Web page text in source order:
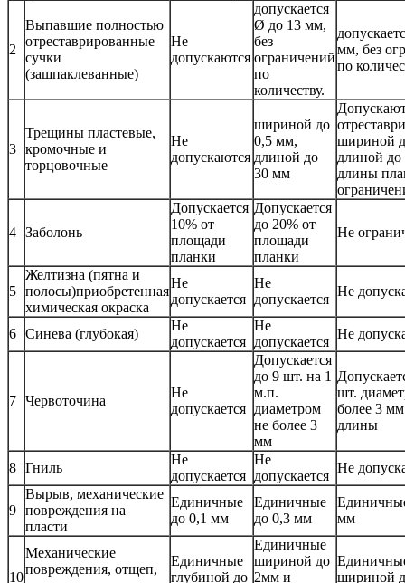
2
Выпавшие полностью
отреставрированные
сучки
(зашпаклеванные)
Не
допускаются
допускается
Ø до 13 мм,
без
ограничений
по
количеству.
мм, без
по
3
Трещины пластевые,
кромочные и
торцовочные
Не
допускаются
шириной до
0,5 мм,
длиной до
30 мм
шириной
длиной до
длины
4 Заболонь
Допускается
10% от
площади
планки
Допускается
до 20% от
площади
планки
Не
5
Желтизна (пятна и
полосы)приобретенная
химическая окраска
Не
допускается
Не
допускается
Не
6 Синева (глубокая)
Не
допускается
Не
допускается
Не
7 Червоточина
Не
допускается
Допускается
до 9 шт. на 1
м.п.
диаметром
не более 3
мм
шт.
более 3
длины
8 Гниль
Не
допускается
Не
допускается
Не
9
Вырыв, механические
повреждения на
пласти
Единичные
до 0,1 мм
Единичные
до 0,3 мм
мм
10
Механические
повреждения, отщеп,
Единичные
глубиной до
Единичные
шириной до
2мм и
шириной